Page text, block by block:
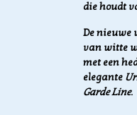
die houdt
De nieuwe
van witte
met een
elegante
Garde Line.